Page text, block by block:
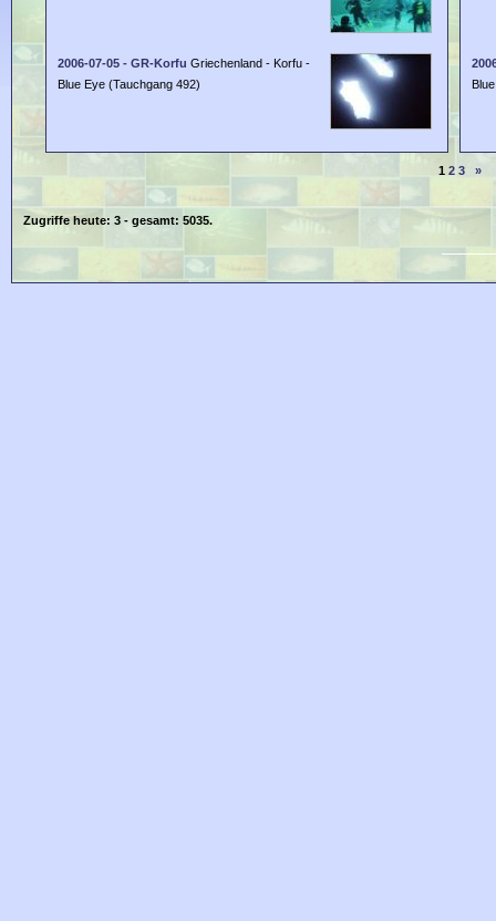
2006-07-05 - GR-Korfu Griechenland - Korfu -
Blue Eye (Tauchgang 492)
1 2 3 »
Zugriffe heute: 3 - gesamt: 5035.